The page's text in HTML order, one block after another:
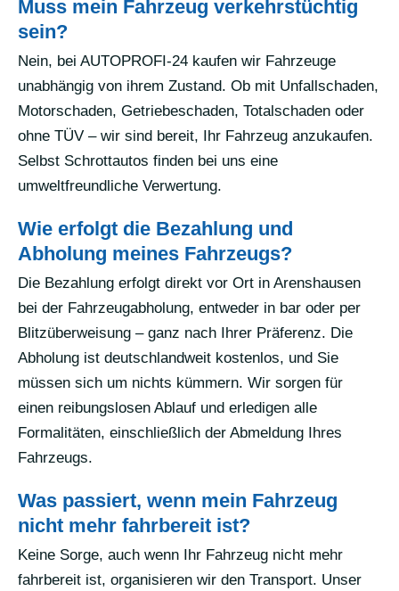
Muss mein Fahrzeug verkehrstüchtig
sein?
Nein, bei AUTOPROFI-24 kaufen wir Fahrzeuge
unabhängig von ihrem Zustand. Ob mit Unfallschaden,
Motorschaden, Getriebeschaden, Totalschaden oder
ohne TÜV – wir sind bereit, Ihr Fahrzeug anzukaufen.
Selbst Schrottautos finden bei uns eine
umweltfreundliche Verwertung.
Wie erfolgt die Bezahlung und
Abholung meines Fahrzeugs?
Die Bezahlung erfolgt direkt vor Ort in Arenshausen
bei der Fahrzeugabholung, entweder in bar oder per
Blitzüberweisung – ganz nach Ihrer Präferenz. Die
Abholung ist deutschlandweit kostenlos, und Sie
müssen sich um nichts kümmern. Wir sorgen für
einen reibungslosen Ablauf und erledigen alle
Formalitäten, einschließlich der Abmeldung Ihres
Fahrzeugs.
Was passiert, wenn mein Fahrzeug
nicht mehr fahrbereit ist?
Keine Sorge, auch wenn Ihr Fahrzeug nicht mehr
fahrbereit ist, organisieren wir den Transport. Unser